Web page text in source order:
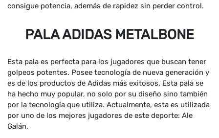
consigue potencia, además de rapidez sin perder control.
PALA ADIDAS METALBONE
Esta pala es perfecta para los jugadores que buscan tener
golpeos potentes. Posee tecnología de nueva generación y
es de los productos de Adidas más exitosos. Esta pala se
ha hecho muy popular, no solo por su diseño sino también
por la tecnología que utiliza. Actualmente, esta es utilizada
por uno de los mejores jugadores de este deporte: Ale
Galán.